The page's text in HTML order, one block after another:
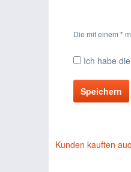
Die mit einem *
Ich habe die
Speichern
Kunden kauften